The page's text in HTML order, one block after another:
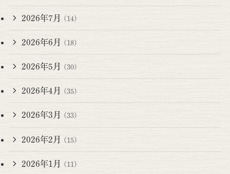
2026年7月 (14)
2026年6月 (18)
2026年5月 (30)
2026年4月 (35)
2026年3月 (33)
2026年2月 (15)
2026年1月 (11)